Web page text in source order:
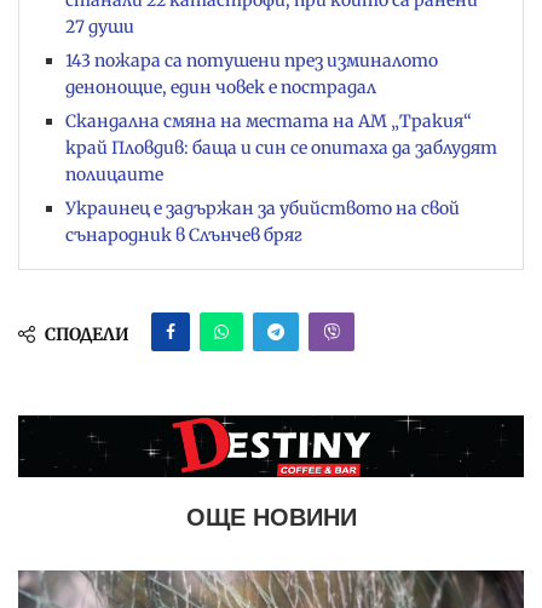
27 души
143 пожара са потушени през изминалото
денонощие, един човек е пострадал
Скандална смяна на местата на АМ „Тракия“
край Пловдив: баща и син се опитаха да заблудят
полицаите
Украинец е задържан за убийството на свой
сънародник в Слънчев бряг
СПОДЕЛИ
ОЩЕ НОВИНИ